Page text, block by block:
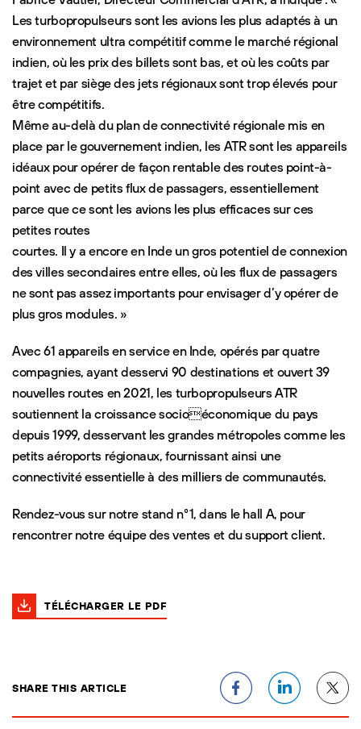
Les turbopropulseurs sont les avions les plus adaptés à un
environnement ultra compétitif comme le marché régional
indien, où les prix des billets sont bas, et où les coûts par
trajet et par siège des jets régionaux sont trop élevés pour
être compétitifs.
Même au-delà du plan de connectivité régionale mis en
place par le gouvernement indien, les ATR sont les appareils
idéaux pour opérer de façon rentable des routes point-à-
point avec de petits flux de passagers, essentiellement
parce que ce sont les avions les plus efficaces sur ces
petites routes
courtes. Il y a encore en Inde un gros potentiel de connexion
des villes secondaires entre elles, où les flux de passagers
ne sont pas assez importants pour envisager d’y opérer de
plus gros modules. »
Avec 61 appareils en service en Inde, opérés par quatre
compagnies, ayant desservi 90 destinations et ouvert 39
nouvelles routes en 2021, les turbopropulseurs ATR
soutiennent la croissance socioéconomique du pays
depuis 1999, desservant les grandes métropoles comme les
petits aéroports régionaux, fournissant ainsi une
connectivité essentielle à des milliers de communautés.
Rendez-vous sur notre stand n°1, dans le hall A, pour
rencontrer notre équipe des ventes et du support client.
TÉLÉCHARGER LE PDF
SHARE THIS ARTICLE